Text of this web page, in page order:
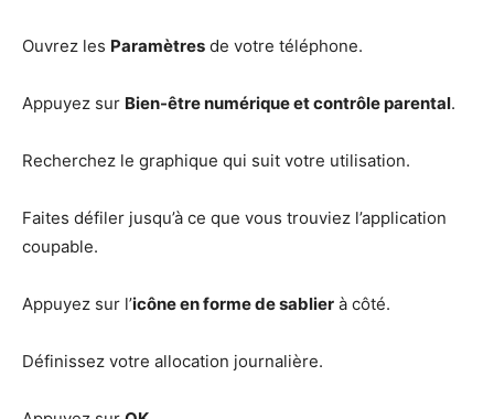
Ouvrez les Paramètres de votre téléphone.
Appuyez sur Bien-être numérique et contrôle parental.
Recherchez le graphique qui suit votre utilisation.
Faites défiler jusqu’à ce que vous trouviez l’application
coupable.
Appuyez sur l’icône en forme de sablier à côté.
Définissez votre allocation journalière.